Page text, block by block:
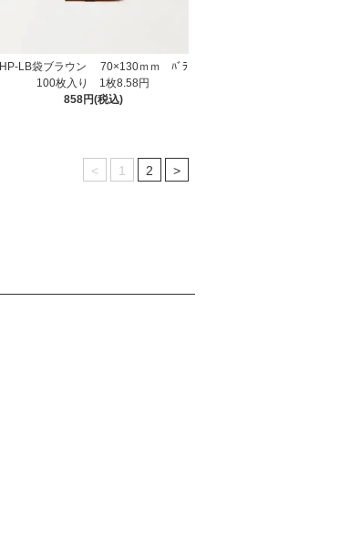
HP-LB袋ブラウン 70×130ｍｍ ﾊﾞﾗ
100枚入り 1枚8.58円
858円(税込)
< 1 2 >